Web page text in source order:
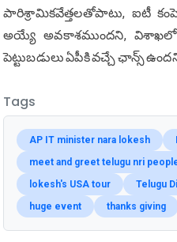
పారిశ్రామికవేత్తలతోపాటు, ఐటీ
అయ్యే అవకాశముందని,
పెట్టుబడులు ఏపీకి వచ్చే ఛాన్స్
Tags
AP IT minister nara lokesh
meet and greet telugu nri
lokesh's USA tour
Telugu
huge event
thanks giving